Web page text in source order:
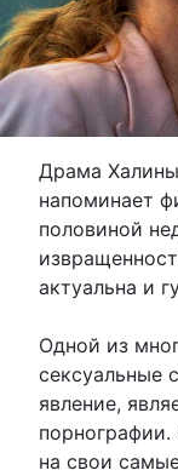
Драма
напоминает
половиной
актуальна и
Одной из
сексуальные
явление,
на свои